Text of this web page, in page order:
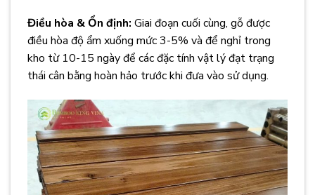
Điều hòa & Ổn định: Giai đoạn cuối cùng, gỗ được
điều hòa độ ẩm xuống mức 3-5% và để nghỉ trong
kho từ 10-15 ngày để các đặc tính vật lý đạt trạng
thái cân bằng hoàn hảo trước khi đưa vào sử dụng.